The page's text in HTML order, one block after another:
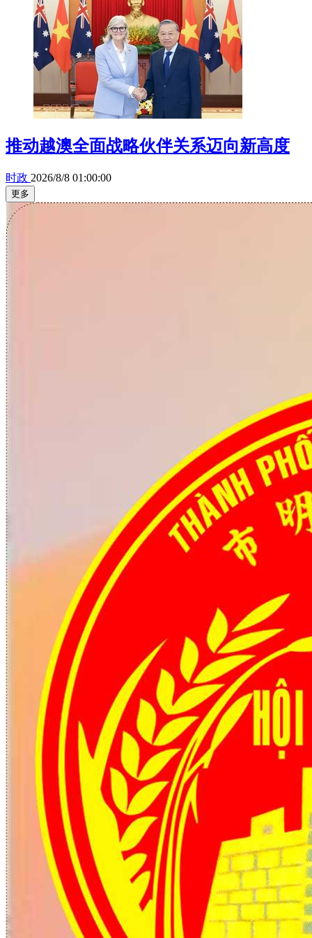
推动越澳全面战略伙伴关系迈向新高度
时政 2026/8/8 01:00:00
更多